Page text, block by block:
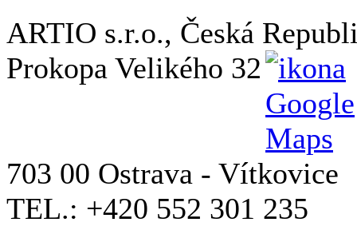
ARTIO s.r.o., Česká
Prokopa Velikého 32
703 00 Ostrava - Vítkovice
TEL.: +420 552 301 235